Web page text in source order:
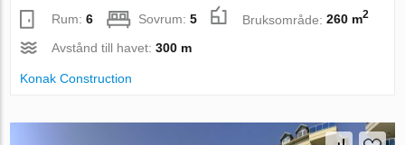
Rum:6 Sovrum:5 Bruksområde:260 m2
Avstånd till havet:300 m
Konak Construction